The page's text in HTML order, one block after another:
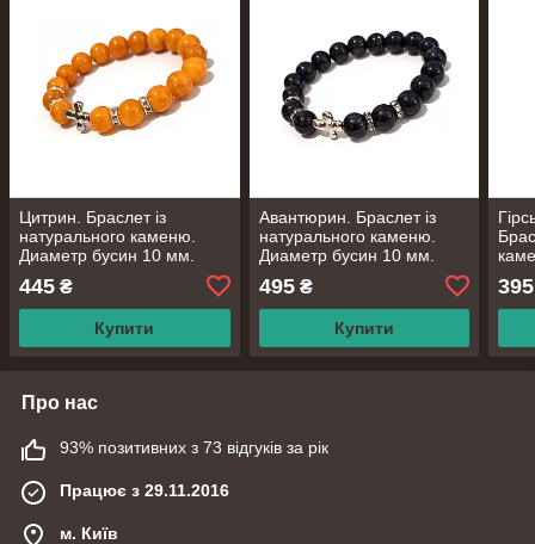
Цитрин. Браслет із
натурального каменю.
Диаметр бусин 10 мм.
445 ₴
Купити
Авантюрин. Браслет із
натурального каменю.
Диаметр бусин 10 мм.
495₴
Купити
395
Про нас
93% позитивних з 73 відгуків за рік
Працює з 29.11.2016
м. Київ